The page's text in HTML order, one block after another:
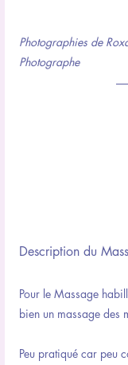
Photographies de
Photographe
Description du
Pour le Massage
bien un massage des
Peu pratiqué car peu